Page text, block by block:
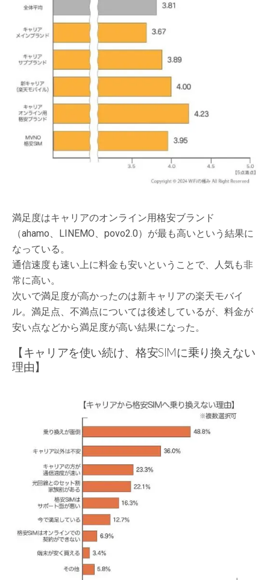
満足度はキャリアのオンライン用格安ブランド
（ahamo、LINEMO、povo2.0）が最も高いという結果に
なっている。
通信速度も速い上に料金も安いということで、人気も非
常に高い。
次いで満足度が高かったのは新キャリアの楽天モバイ
ル。満足点、不満点については後述しているが、料金が
安い点などから満足度が高い結果になった。
【キャリアを使い続け、格安SIMに乗り換えない
理由】